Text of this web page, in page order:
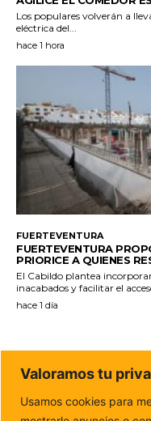
Los populares volverán a
eléctrica del...
hace 1 hora
FUERTEVENTURA
FUERTEVENTURA
PRIORICE A QUIENES
El Cabildo plantea
inacabados y facilitar el
hace 1 día